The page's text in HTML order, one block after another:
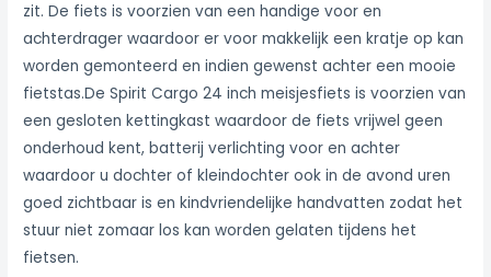
zit. De fiets is voorzien van een handige voor en
achterdrager waardoor er voor makkelijk een kratje op kan
worden gemonteerd en indien gewenst achter een mooie
fietstas.De Spirit Cargo 24 inch meisjesfiets is voorzien van
een gesloten kettingkast waardoor de fiets vrijwel geen
onderhoud kent, batterij verlichting voor en achter
waardoor u dochter of kleindochter ook in de avond uren
goed zichtbaar is en kindvriendelijke handvatten zodat het
stuur niet zomaar los kan worden gelaten tijdens het
fietsen.